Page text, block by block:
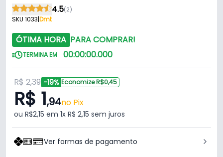
4.5(2)
SKU 1033|Dmt
ÓTIMA HORA PARA COMPRAR!
TERMINA EM 00:00:00.000
R$ 2,39 -19% Economize R$0,45
R$ 1,94no Pix
ou R$2,15 em 1x R$ 2,15 sem juros
Ver formas de pagamento